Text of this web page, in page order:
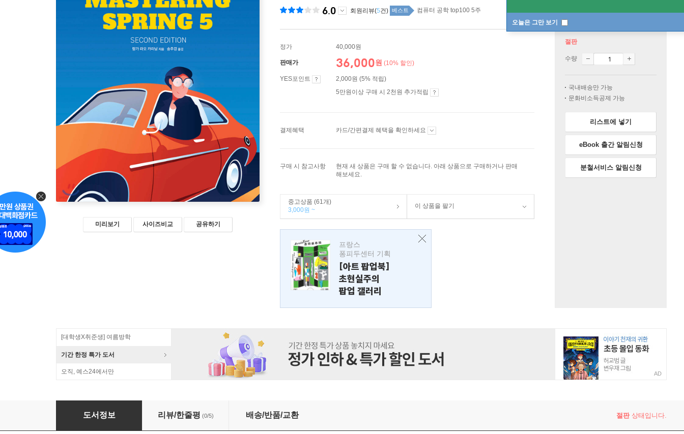
오늘은 그만 보기
미리보기 사이즈비교 공유하기
6.0 회원리뷰(5건) 베스트 컴퓨터 공학 top100 5주
정가 40,000원
판매가 36,000원 (10% 할인)
YES포인트
2,000원 (5% 적립)
5만원이상 구매 시 2천원 추가적립
결제혜택 카드/간편결제 혜택을 확인하세요
구매 시 참고사항
현재 새 상품은 구매 할 수 없습니다. 아래 상품으로 구매하거나 판매
해보세요.
중고상품 (61개)
3,000원 ~
이 상품을 팔기
프랑스
퐁피두센터 기획
[아트 팝업북]
초현실주의
팝업 갤러리
절판
수량
국내배송만 가능
문화비소득공제 가능
리스트에 넣기
eBook 출간 알림신청
분철서비스 알림신청
[대학생X취준생] 여름방학
기간 한정 특가 도서
오직, 예스24에서만 AD
스프링 5 마스터 2/e
도서정보 리뷰/한줄평 (0/5) 배송/반품/교환 절판상태입니다.